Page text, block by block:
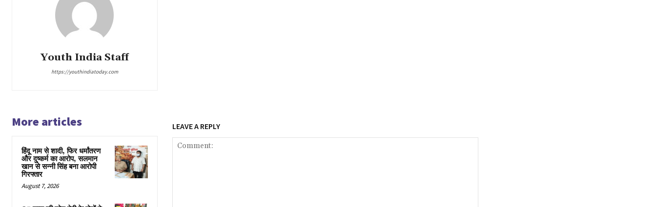
Youth India Staff
https://youthindiatoday.com
More articles
हिंदू नाम से शादी, फिर धर्मांतरण
और दुष्कर्म का आरोप, सलमान
खान से सन्नी सिंह बना आरोपी
गिरफ्तार
August 7, 2026
LEAVE A REPLY